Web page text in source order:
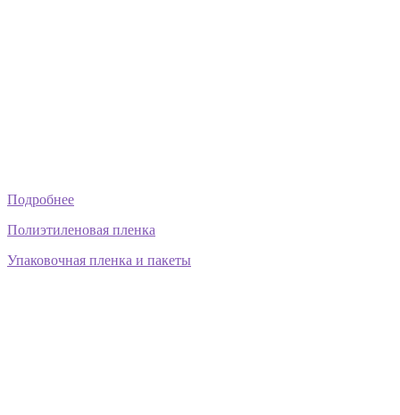
Подробнее
Полиэтиленовая пленка
Упаковочная пленка и пакеты